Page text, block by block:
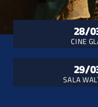
Atividades
28/
CINE
29/
SALA